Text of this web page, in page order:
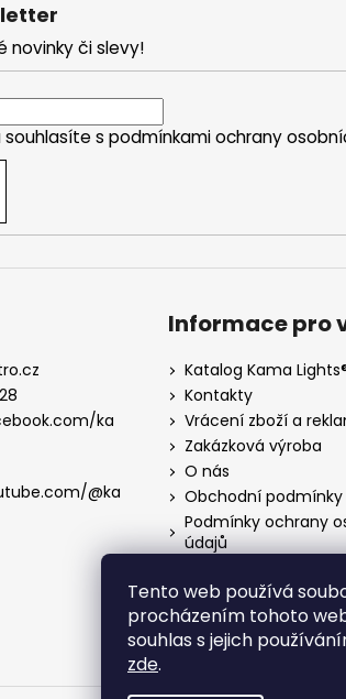
Tento web používá
procházením tohoto
souhlas s jejich
zde.
novinky či slevy!
s podmínkami ochrany
ka
@ka
Informace pro
Katalog Kama
Kontakty
Vrácení zboží a
Zakázková výroba
O nás
Obchodní podmínky
Podmínky ochrany
údajů